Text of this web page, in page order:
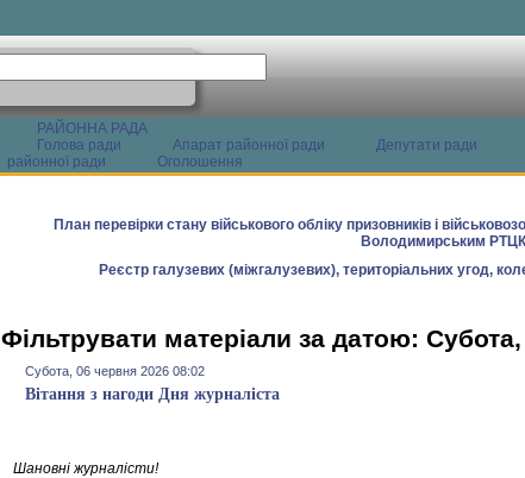
РАЙОННА РАДА
Голова ради
Апарат районної ради Депутати ради
районної ради
Оголошення
План перевірки стану військового обліку призовників і
Володимирським
Реєстр галузевих (міжгалузевих), територіальних угод,
Фільтрувати матеріали за датою:
Субота, 06 червня 2026 08:02
Вітання з нагоди Дня журналіста
Шановні журналісти!